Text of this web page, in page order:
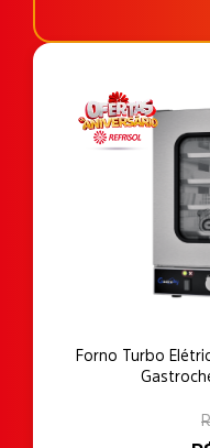
Forno Turbo